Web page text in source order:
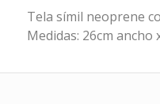
Tela símil neoprene
Medidas: 26cm ancho